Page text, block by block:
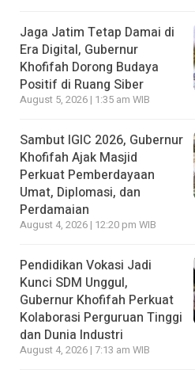
Jaga Jatim Tetap Damai di
Era Digital, Gubernur
Khofifah Dorong Budaya
Positif di Ruang Siber
August 5, 2026 | 1:35 am WIB
Sambut IGIC 2026, Gubernur
Khofifah Ajak Masjid
Perkuat Pemberdayaan
Umat, Diplomasi, dan
Perdamaian
August 4, 2026 | 12:20 pm WIB
Pendidikan Vokasi Jadi
Kunci SDM Unggul,
Gubernur Khofifah Perkuat
Kolaborasi Perguruan Tinggi
dan Dunia Industri
August 4, 2026 | 7:13 am WIB